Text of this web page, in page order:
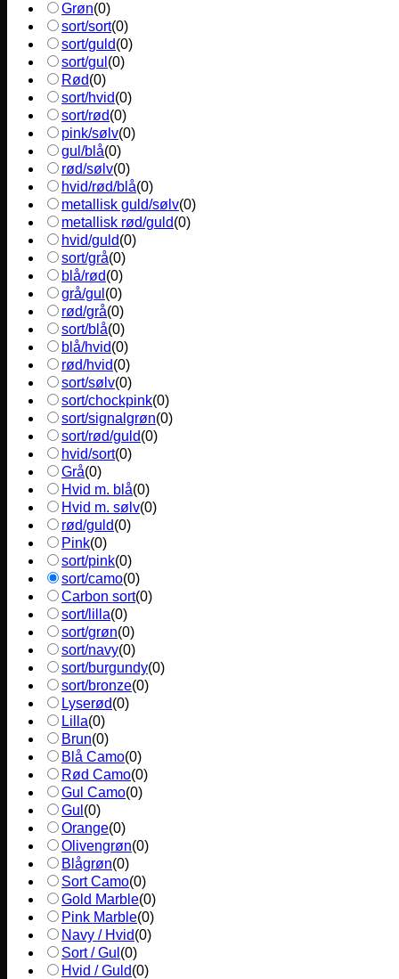
Grøn(0)
sort/sort(0)
sort/guld(0)
sort/gul (0)
Rød(0)
sort/hvid(0)
sort/rød(0)
pink/sølv(0)
gul/blå(0)
rød/sølv(0)
hvid/rød/blå(0)
metallisk guld/sølv(0)
metallisk rød/guld(0)
hvid/guld(0)
sort/grå(0)
blå/rød(0)
grå/gul (0)
rød/grå(0)
sort/blå(0)
blå/hvid(0)
rød/hvid(0)
sort/sølv(0)
sort/chockpink(0)
sort/signalgrøn(0)
sort/rød/guld(0)
hvid/sort(0)
Grå(0)
Hvid m. blå(0)
Hvid m. sølv(0)
rød/guld(0)
Pink(0)
sort/pink(0)
sort/camo(0)
Carbon sort(0)
sort/lilla(0)
sort/grøn(0)
sort/navy(0)
sort/burgundy(0)
sort/bronze(0)
Lyserød(0)
Lilla(0)
Brun(0)
Blå Camo(0)
Rød Camo(0)
Gul Camo(0)
Gul (0)
Orange(0)
Olivengrøn(0)
Blågrøn(0)
Sort Camo(0)
Gold Marble(0)
Pink Marble(0)
Navy / Hvid(0)
Sort / Gul (0)
Hvid / Guld(0)